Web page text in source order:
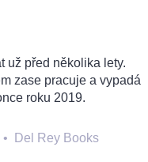
už před několika lety.
zase pracuje a vypadá
roku 2019.
• Del Rey Books